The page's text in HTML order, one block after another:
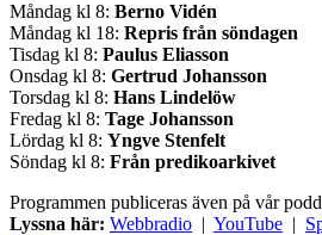
Måndag kl 8: Berno Vidén
Måndag kl 18: Repris från söndagen
Tisdag kl 8: Paulus Eliasson
Onsdag kl 8: Gertrud Johansson
Torsdag kl 8: Hans Lindelöw
Fredag kl 8: Tage Johansson
Lördag kl 8: Yngve Stenfelt
Söndag kl 8: Från predikoarkivet
Programmen publiceras även på vår
Lyssna här: Webbradio | YouTube |